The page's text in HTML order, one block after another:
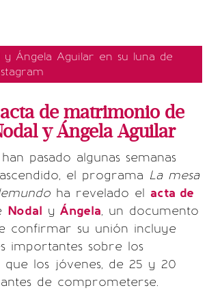
y Ángela Aguilar en su luna de
de matrimonio de
y Ángela Aguilar
pasado algunas semanas
el programa La mesa
ha revelado el acta de
Nodal y Ángela, un documento
confirmar su unión incluye
importantes sobre los
que los jóvenes, de 25 y 20
de comprometerse.